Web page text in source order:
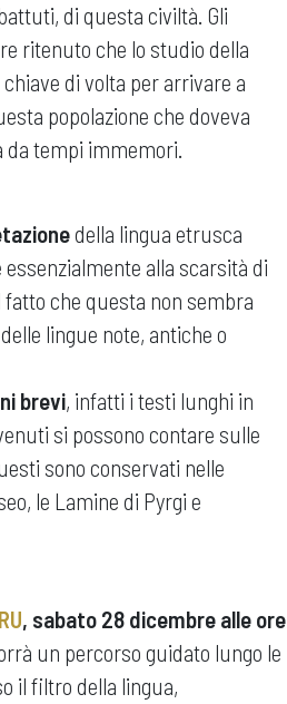
di questa civiltà. Gli
ritenuto che lo studio della
di volta per arrivare a
popolazione che doveva
da tempi immemori.
della lingua etrusca
alla scarsità di
che questa non sembra
lingue note, antiche o
brevi, infatti i testi lunghi in
si possono contare sulle
sono conservati nelle
le Lamine di Pyrgi e
, sabato 28 dicembre alle ore
un percorso guidato lungo le
il filtro della lingua,